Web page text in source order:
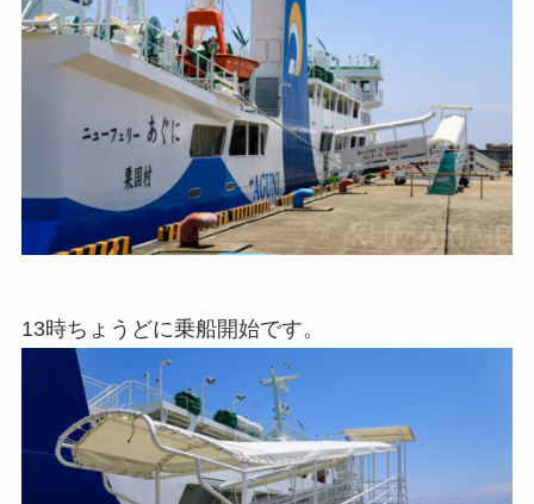
13時ちょうどに乗船開始です。